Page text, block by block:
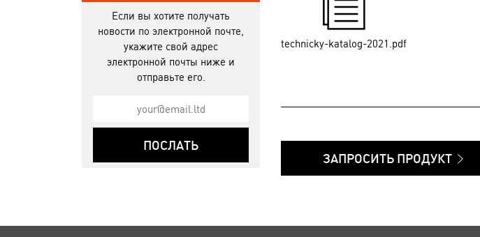
technicky-katalog-2021.pdf
ЗАПРОСИТЬ ПРОДУКТ
Если вы хотите получать
новости по электронной почте,
укажите свой адрес
электронной почты ниже и
отправьте его.
ПОСЛАТЬ